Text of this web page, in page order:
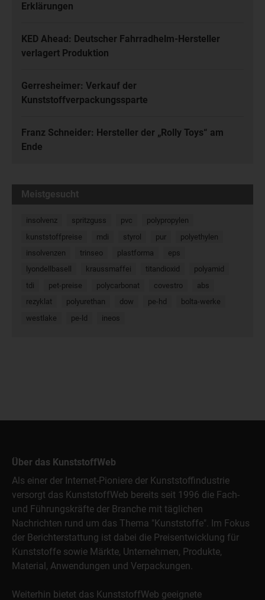
Erklärungen
KED Ahead: Deutscher Fahrradhelm-Hersteller
verlagert Produktion
Gerresheimer: Verkauf der
Kunststoffverpackungssparte
Franz Schneider: Hersteller der „Rolly Toys“ am
Ende
Meistgesucht
insolvenz spritzguss pvc
polypropylen
kunststoffpreise
mdi styrol pur
polyethylen
insolvenzen
trinseo plastforma
eps
lyondellbasell
kraussmaffei titandioxid
polyamid
tdi
pet-preise polycarbonat covestro
abs
rezyklat
polyurethan dow pe-hd
bolta-werke
westlake
pe-ld ineos
Über das KunststoffWeb
Als einer der Internet-Pioniere der Kunststoffindustrie
versorgt das KunststoffWeb bereits seit 1996 die Fach-
und Führungskräfte der Branche mit täglichen
Nachrichten rund um das Thema "Kunststoffe". Im Fokus
der Berichterstattung ist dabei die Preisentwicklung für
Kunststoffe sowie Märkte, Unternehmen, Produkte,
Material, Anwendungen und Verpackungen.
Weiterhin bietet das KunststoffWeb geeignete